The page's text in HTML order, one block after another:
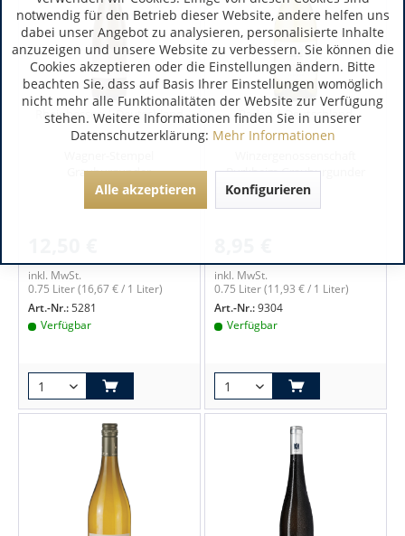
Rheinhessen | Deutschland
Grauburgunder
inkl. MwSt.
0.75 Liter(16,67 € / 1 Liter)
Art.-Nr.:5281
Verfügbar
Baden | Deutschland
Burkheim Grauburgunder
inkl. MwSt.
0.75 Liter(11,93 € / 1 Liter)
Art.-Nr.:9304
Verfügbar
notwendig für den Betrieb dieser Website, andere helfen uns
dabei unser Angebot zu analysieren, personalisierte Inhalte
anzuzeigen und unsere Website zu verbessern. Sie können die
Cookies akzeptieren oder die Einstellungen ändern. Bitte
beachten Sie, dass auf Basis Ihrer Einstellungen womöglich
nicht mehr alle Funktionalitäten der Website zur Verfügung
stehen. Weitere Informationen finden Sie in unserer
Datenschutzerklärung: Mehr Informationen
Alle akzeptieren Konfigurieren